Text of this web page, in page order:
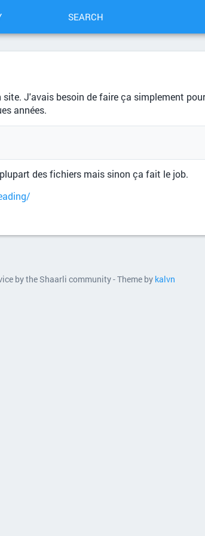
SEARCH
J'avais besoin de faire ça simplement
années.
des fichiers mais sinon ça fait le job.
by the Shaarli community - Theme by kalvn